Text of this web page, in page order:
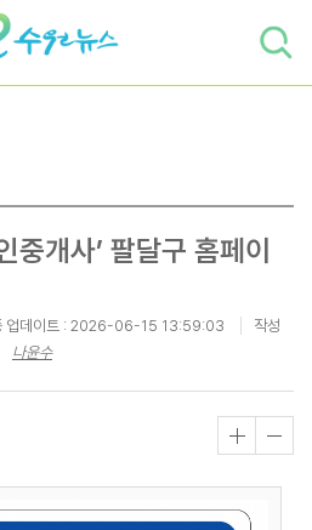
중개사’ 팔달구 홈페이
업데이트 : 2026-06-15 13:59:03
작성
나윤수